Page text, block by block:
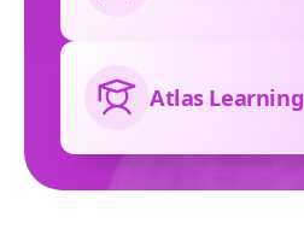
Atlas Learning